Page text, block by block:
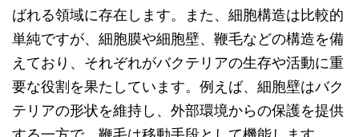
ばれる領域に存在します。また、細胞構造は比較的
単純ですが、細胞膜や細胞壁、鞭毛などの構造を備
えており、それぞれがバクテリアの生存や活動に重
要な役割を果たしています。例えば、細胞壁はバク
テリアの形状を維持し、外部環境からの保護を提供